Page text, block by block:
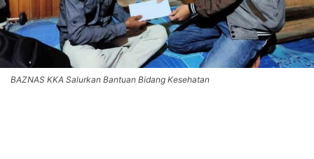
BAZNAS KKA Salurkan Bantuan Bidang Kesehatan